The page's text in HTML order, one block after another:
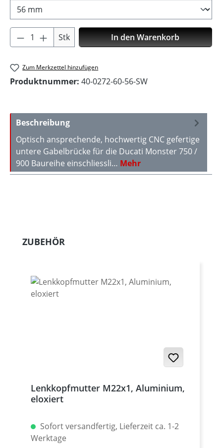
Produkt Anzahl: Gib den gewünschten
Stk In den Warenkorb
Zum Merkzettel hinzufügen
Produktnummer: 40-0272-60-56-SW
Beschreibung
Optisch ansprechende, hochwertig CNC gefertige
untere Gabelbrücke für die Ducati Monster 750 /
900 Baureihe einschliessli… Mehr
Produktgalerie überspringen
ZUBEHÖR
Lenkkopfmutter M22x1, Aluminium,
eloxiert
Sofort versandfertig, Lieferzeit ca. 1-2
Werktage